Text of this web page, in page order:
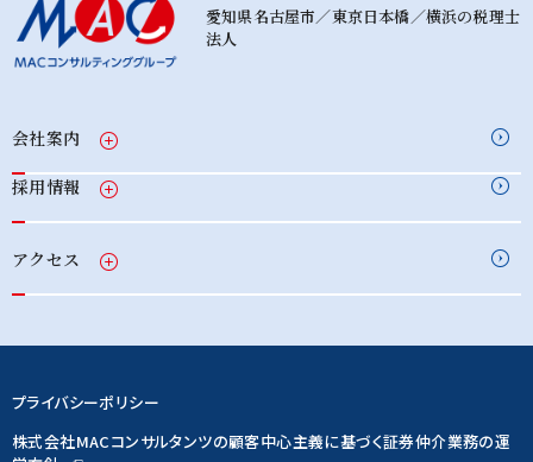
愛知県名古屋市／東京日本橋／横浜の税理士
法人
会社案内
採用情報
アクセス
プライバシーポリシー
株式会社MACコンサルタンツの顧客中心主義に基づく証券仲介業務の運